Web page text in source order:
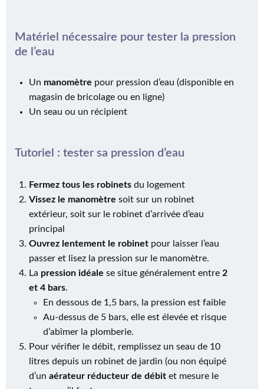
Matériel nécessaire pour tester la pression
de l’eau
Un manomètre pour pression d’eau (disponible en
magasin de bricolage ou en ligne)
Un seau ou un récipient
Tutoriel : tester sa pression d’eau
Fermez tous les robinets du logement
Vissez le manomètre soit sur un robinet
extérieur, soit sur le robinet d’arrivée d’eau
principal
Ouvrez lentement le robinet pour laisser l’eau
passer et lisez la pression sur le manomètre.
La pression idéale se situe généralement entre 2
et 4 bars.
En dessous de 1,5 bars, la pression est faible
Au-dessus de 5 bars, elle est élevée et risque
d’abîmer la plomberie.
Pour vérifier le débit, remplissez un seau de 10
litres depuis un robinet de jardin (ou non équipé
d’un aérateur réducteur de débit et mesure le